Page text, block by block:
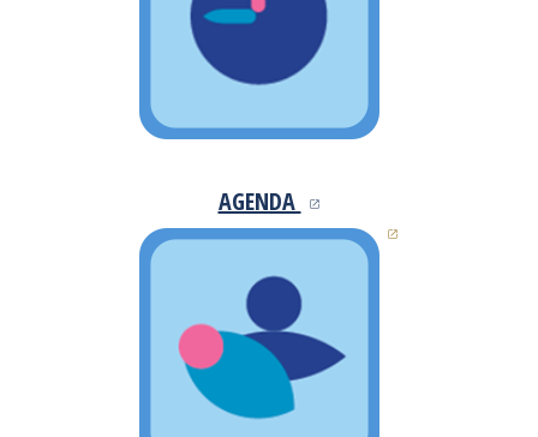
AGENDA(OTWIERA SIĘ W NOWYM